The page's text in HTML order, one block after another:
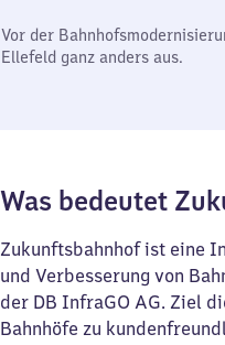
Vor der
Ellefeld ganz anders aus.
Was bedeutet
Zukunftsbahnhof ist eine
und Verbesserung von
der DB InfraGO AG. Ziel
Bahnhöfe zu